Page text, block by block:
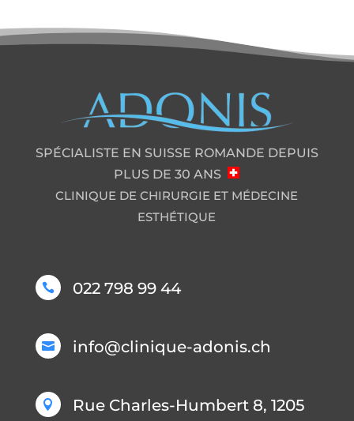
SPÉCIALISTE EN SUISSE ROMANDE DEPUIS
PLUS DE 30 ANS
CLINIQUE DE CHIRURGIE ET MÉDECINE
ESTHÉTIQUE
 022 798 99 44
 info@clinique-adonis.ch
 Rue Charles-Humbert 8, 1205